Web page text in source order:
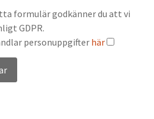
formulär godkänner du att vi
GDPR.
personuppgifter här